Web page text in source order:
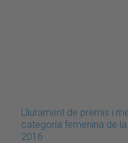
Lliurament de premis i
categoria femenina de
2016